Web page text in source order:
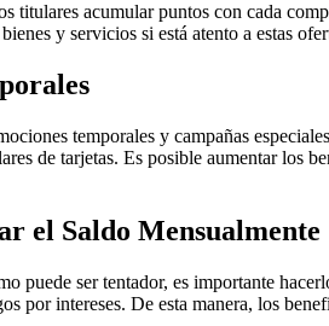
titulares acumular puntos con cada
y servicios si está atento a estas
temporales y campañas
de tarjetas. Es posible aumentar los
el Saldo Mensualmente
puede ser tentador, es importante
por intereses. De esta manera, los